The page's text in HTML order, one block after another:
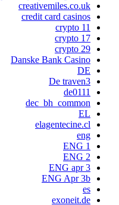
creativemiles.co.uk
credit card casinos
crypto 11
crypto 17
crypto 29
Danske Bank Casino
DE
De traven3
de0111
dec_bh_common
EL
elagentecine.cl
eng
ENG 1
ENG 2
ENG apr 3
ENG Apr 3b
es
exoneit.de